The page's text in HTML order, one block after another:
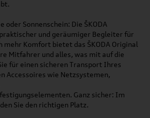
oder Sonnenschein: Die ŠKODA
und geräumiger Begleiter für
mehr Komfort bietet das ŠKODA Original
Mitfahrer und alles, was mit auf die
für einen sicheren Transport Ihres
Accessoires wie Netzsystemen,
Ganz sicher: Im
Sie den richtigen Platz.